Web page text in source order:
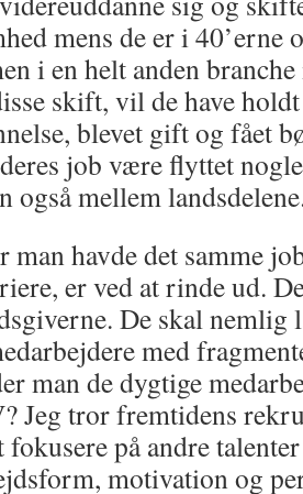
mens de er i 40’erne
i en helt anden
skift, vil de have holdt
blevet gift og fået
job være flyttet
også mellem
man havde det samme
er ved at rinde ud.
De skal nemlig
med
man de dygtige
Jeg tror fremtidens
på andre
motivation og